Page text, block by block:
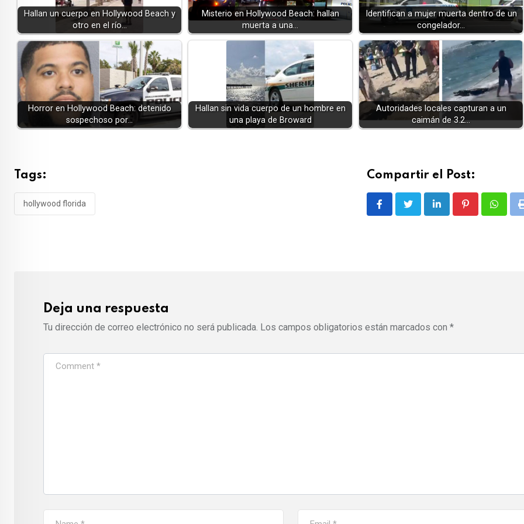
Hallan un cuerpo en Hollywood Beach y
otro en el río…
Misterio en Hollywood Beach: hallan
muerta a una…
Identifican a mujer muerta dentro de un
congelador…
Horror en Hollywood Beach: detenido
sospechoso por…
Hallan sin vida cuerpo de un hombre en
una playa de Broward
Autoridades locales capturan a un
caimán de 3.2…
Tags:
hollywood florida
Compartir el Post:
LinkedIn Pinterest
Deja una respuesta
Tu dirección de correo electrónico no será publicada. Los campos obligatorios están marcados con *